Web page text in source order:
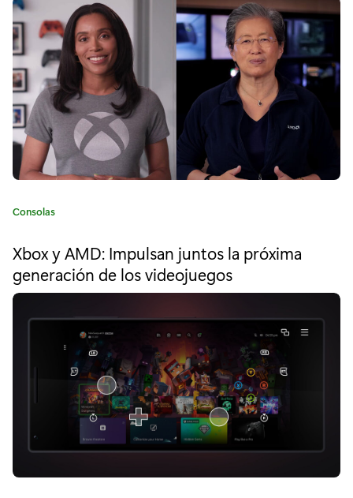
r
"
¡
A
e
E
m
r
e
s
:
D
C
e
g
o
Consolas
Xbox y AMD: Impulsan juntos la próxima
generación de los videojuegos